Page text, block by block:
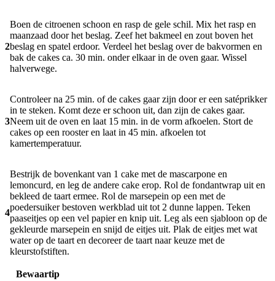
2
Boen de citroenen schoon en rasp de gele schil. Mix het rasp en
maanzaad door het beslag. Zeef het bakmeel en zout boven het
beslag en spatel erdoor. Verdeel het beslag over de bakvormen en
bak de cakes ca. 30 min. onder elkaar in de oven gaar. Wissel
halverwege.
3
Controleer na 25 min. of de cakes gaar zijn door er een satéprikker
in te steken. Komt deze er schoon uit, dan zijn de cakes gaar.
Neem uit de oven en laat 15 min. in de vorm afkoelen. Stort de
cakes op een rooster en laat in 45 min. afkoelen tot
kamertemperatuur.
4
Bestrijk de bovenkant van 1 cake met de mascarpone en
lemoncurd, en leg de andere cake erop. Rol de fondantwrap uit en
bekleed de taart ermee. Rol de marsepein op een met de
poedersuiker bestoven werkblad uit tot 2 dunne lappen. Teken
paaseitjes op een vel papier en knip uit. Leg als een sjabloon op de
gekleurde marsepein en snijd de eitjes uit. Plak de eitjes met wat
water op de taart en decoreer de taart naar keuze met de
kleurstofstiften.
Bewaartip